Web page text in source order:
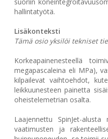
hallintatyötä.
Lisäkonteksti
Tämä osio yksilöi tekniset
Korkeapainenesteellä
megapascaleina eli MPa),
kilpailevat vaihtoehdot,
leikkuunesteen painetta
oheistelemetrian osalta.
Laajennettu SpinJet-
vaatimusten ja